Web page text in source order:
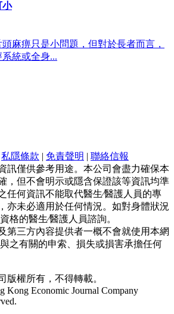
小
麻痹只是小問題，但對於長者而言，
統或全身...
私隱條款 | 免責聲明 | 聯絡信報
訊僅供參考用途。本公司會盡力確保本
，但不會明示或隱含保證該等資訊均準
任何資訊不能取代醫生∕醫護人員的專
亦未必適用於任何情況。如對身體狀況
格的醫生∕醫護人員諮詢。
第三方內容提供者一概不會就使用本網
之有關的申索、損失或損害承擔任何
版權所有，不得轉載。
Kong Economic Journal Company